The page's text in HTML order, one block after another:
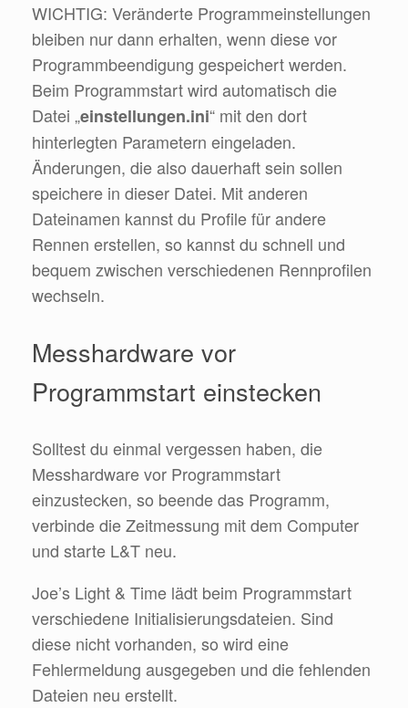
WICHTIG: Veränderte Programmeinstellungen
bleiben nur dann erhalten, wenn diese vor
Programmbeendigung gespeichert werden.
Beim Programmstart wird automatisch die
Datei „einstellungen.ini“ mit den dort
hinterlegten Parametern eingeladen.
Änderungen, die also dauerhaft sein sollen
speichere in dieser Datei. Mit anderen
Dateinamen kannst du Profile für andere
Rennen erstellen, so kannst du schnell und
bequem zwischen verschiedenen Rennprofilen
wechseln.
Messhardware vor
Programmstart einstecken
Solltest du einmal vergessen haben, die
Messhardware vor Programmstart
einzustecken, so beende das Programm,
verbinde die Zeitmessung mit dem Computer
und starte L&T neu.
Joe’s Light & Time lädt beim Programmstart
verschiedene Initialisierungsdateien. Sind
diese nicht vorhanden, so wird eine
Fehlermeldung ausgegeben und die fehlenden
Dateien neu erstellt.